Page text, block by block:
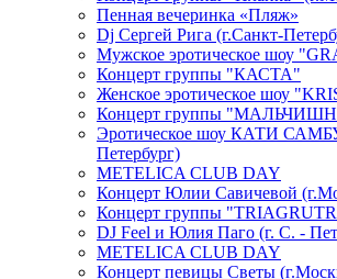
Пенная вечеринка «Пляж»
Dj Сергей Рига (г.Санкт-
Мужское эротическое шоу
Концерт группы "КАСТА"
Женское эротическое шоу
Концерт группы
Эротическое шоу КАТИ
Петербург)
METELICA CLUB DAY
Концерт Юлии Савичевой
Концерт группы
DJ Feel и Юлия Паго (г. С. -
METELICA CLUB DAY
Концерт певицы Светы